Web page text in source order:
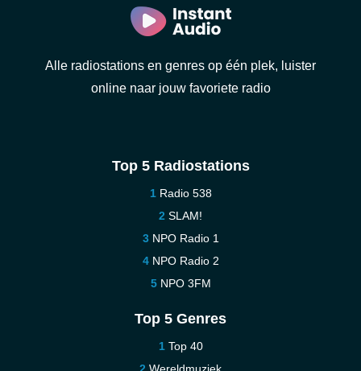
Alle radiostations en genres op één plek, luister
online naar jouw favoriete radio
Top 5 Radiostations
Radio 538
SLAM!
NPO Radio 1
NPO Radio 2
NPO 3FM
Top 5 Genres
Top 40